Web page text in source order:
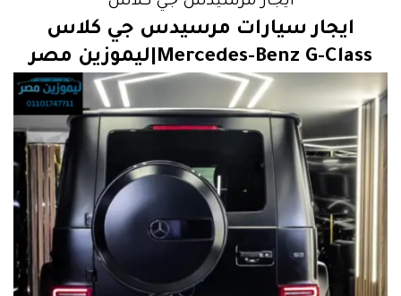
ايجار سيارات مرسيدس جي كلاس
Mercedes-Benz G-Class |ليموزين مصر